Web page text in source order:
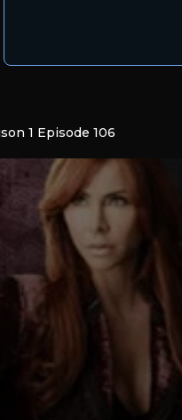
1 Episode 106